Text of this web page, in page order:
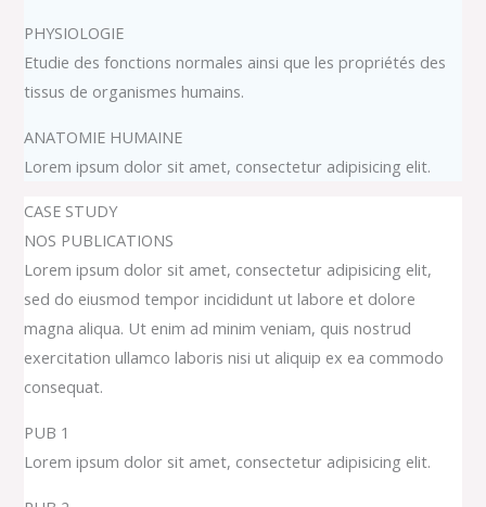
PHYSIOLOGIE
Etudie des fonctions normales ainsi que les propriétés des
tissus de organismes humains.
ANATOMIE HUMAINE
Lorem ipsum dolor sit amet, consectetur adipisicing elit.
CASE STUDY
NOS PUBLICATIONS
Lorem ipsum dolor sit amet, consectetur adipisicing elit,
sed do eiusmod tempor incididunt ut labore et dolore
magna aliqua. Ut enim ad minim veniam, quis nostrud
exercitation ullamco laboris nisi ut aliquip ex ea commodo
consequat.
PUB 1
Lorem ipsum dolor sit amet, consectetur adipisicing elit.